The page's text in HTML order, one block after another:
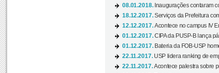
08.01.2018. Inaugurações contaram
18.12.2017.Serviços da Prefeitura
12.12.2017.Acontece no campus IV
01.12.2017.CIPA da PUSP-B lança
01.12.2017. Bateria da FOB-USP
22.11.2017. USP lidera ranking de
22.11.2017.Acontece palestra sobre